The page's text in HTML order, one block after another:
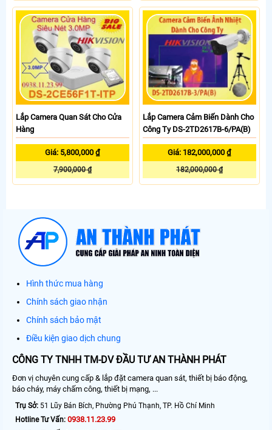
Lắp Camera Quan Sát Cho Cửa
Hàng
Giá: 5,800,000 ₫
7,900,000 ₫
Lắp Camera Cảm Biến Dành Cho
Công Ty DS-2TD2617B-6/PA(B)
Giá: 182,000,000 ₫
182,000,000 ₫
Hình thức mua hàng
Chính sách giao nhận
Chính sách bảo mật
Điều kiện giao dịch chung
CÔNG TY TNHH TM-DV ĐẦU TƯ AN THÀNH PHÁT
Đơn vị chuyên cung cấp & lắp đặt camera quan sát, thiết bị báo động,
báo cháy, máy chấm công, thiết bị mạng, ...
Trụ Sở: 51 Lũy Bán Bích, Phường Phú Thạnh, TP. Hồ Chí Minh
Hotline Tư Vấn: 0938.11.23.99